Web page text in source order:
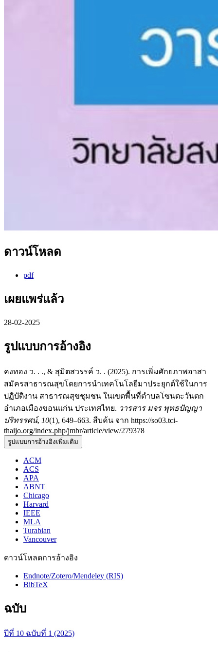
ดาวน์โหลด
pdf
เผยแพร่แล้ว
28-02-2025
รูปแบบการอ้างอิง
คงทอง ว. . ., & สุมิตสวรรค์ ว. . (2025). การเพิ่มศักยภาพอาสา
สมัครสาธารณสุขโดยการนำเทคโนโลยีมาประยุกต์ใช้ในการ
ปฏิบัติงาน สาธารณสุขชุมชน ในเขตพื้นที่ตำบลโซนตะวันตก
อำเภอเมืองขอนแก่น ประเทศไทย. วารสาร มจร พุทธปัญญา
ปริทรรศน์, 10(1), 649–663. สืบค้น จาก https://so03.tci-
thaijo.org/index.php/jmbr/article/view/279378
รูปแบบการอ้างอิงเพิ่มเติม
ACM
ACS
APA
ABNT
Chicago
Harvard
IEEE
MLA
Turabian
Vancouver
ดาวน์โหลดการอ้างอิง
Endnote/Zotero/Mendeley (RIS)
BibTeX
ฉบับ
ปีที่ 10 ฉบับที่ 1 (2025)